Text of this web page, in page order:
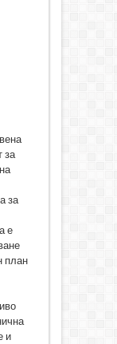
за
за
е
план
и